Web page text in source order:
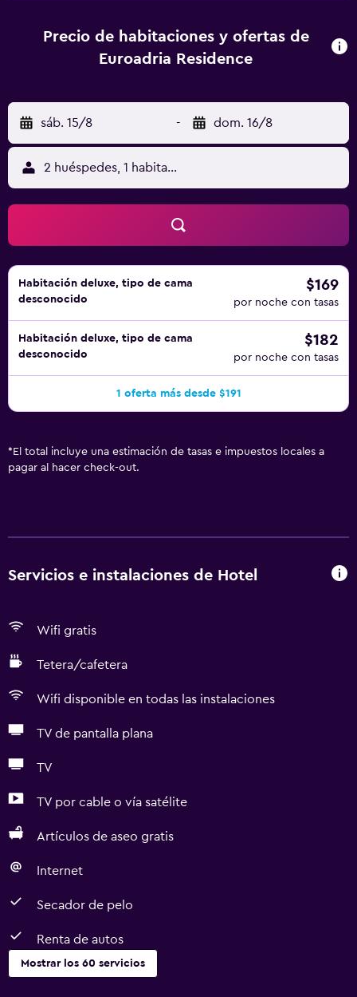
Se ofrece servicio de limpieza a petición.
Precio de habitaciones y ofertas de
Euroadria Residence
sáb. 15/8 - dom. 16/8
2 huéspedes, 1 habitación
Habitación deluxe, tipo de cama
desconocido
$169
por noche con tasas
Habitación deluxe, tipo de cama
desconocido
$182
por noche con tasas
1 oferta más desde $191
* El total incluye una estimación de tasas e impuestos locales a
pagar al hacer check-out.
Servicios e instalaciones de Hotel
Wifi gratis
Tetera/cafetera
Wifi disponible en todas las instalaciones
TV de pantalla plana
TV
TV por cable o vía satélite
Artículos de aseo gratis
Internet
Secador de pelo
Renta de autos
Mostrar los 60 servicios